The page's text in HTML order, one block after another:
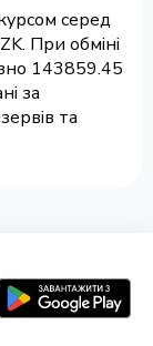
серед
При обміні
143859.45
за
та